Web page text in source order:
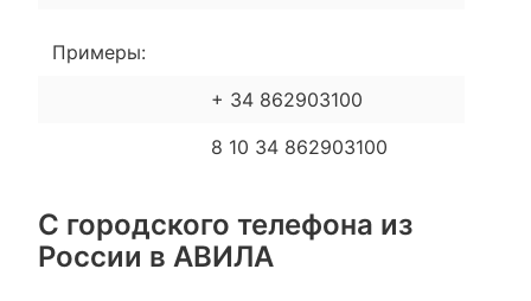
Примеры:
+ 34 862903100
8 10 34 862903100
С городского телефона из
России в АВИЛА